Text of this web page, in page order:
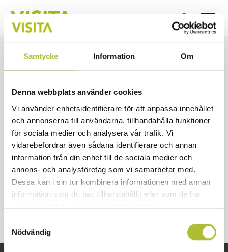
Samtycke Information Om
Denna webbplats använder cookies
Vi använder enhetsidentifierare för att anpassa innehållet
och annonserna till användarna, tillhandahålla funktioner
för sociala medier och analysera vår trafik. Vi
vidarebefordrar även sådana identifierare och annan
information från din enhet till de sociala medier och
annons- och analysföretag som vi samarbetar med.
Dessa kan i sin tur kombinera informationen med annan
information som du har tillhandahållit eller som de har
samlat in när du har använt deras tjänster.
Nödvändig
3 700 personer saknas i
besöksnäringen i Halland de
kommande tre åren
Publicerad 2025-10-29